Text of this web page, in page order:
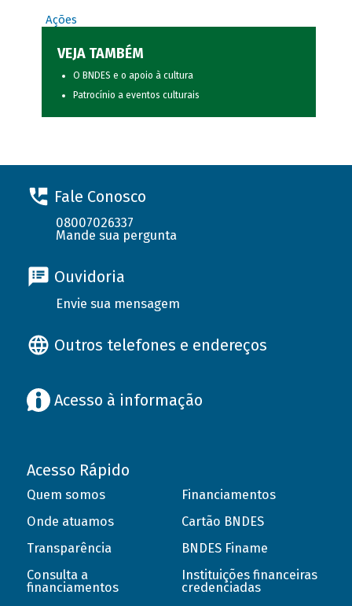
Ações
VEJA TAMBÉM
O BNDES e o apoio à cultura
Patrocínio a eventos culturais
Fale Conosco
08007026337
Mande sua pergunta
Ouvidoria
Envie sua mensagem
Outros telefones e endereços
Acesso à informação
Acesso Rápido
Quem somos
Onde atuamos
Transparência
Consulta a
financiamentos
Financiamentos
Cartão BNDES
BNDES Finame
Instituições financeiras
credenciadas